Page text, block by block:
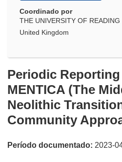
Coordinado por
THE UNIVERSITY OF READING
United Kingdom
Periodic
MENTICA (The
Neolithic
Community
Período documentado: 2023-